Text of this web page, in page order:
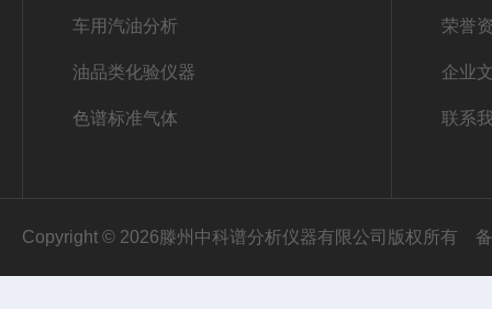
车用汽油分析
油品类化验仪器
色谱标准气体
荣誉
企业
联系
Copyright © 2026滕州中科谱分析仪器有限公司版权所有